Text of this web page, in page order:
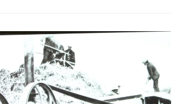
Virus
Champs